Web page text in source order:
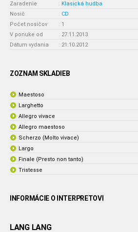
Zaradenie : Klasická hudba
Nosič
: CD
Počet nosičov
: 1
V ponuke od
: 27.11.2013
Dátum vydania
: 21.10.2012
ZOZNAM SKLADIEB
Maestoso
Larghetto
Allegro vivace
Allegro maestoso
Scherzo (Molto vivace)
Largo
Finale (Presto non tanto)
Tristesse
INFORMÁCIE O INTERPRETOVI
LANG LANG